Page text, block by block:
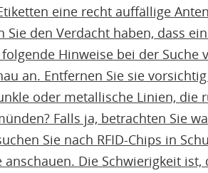
eine recht auffällige
Sie den Verdacht haben, dass
Hinweise bei der Suche
an. Entfernen Sie sie
oder metallische Linien,
Falls ja, betrachten Sie
Sie nach RFID-Chips in
Die Schwierigkeit